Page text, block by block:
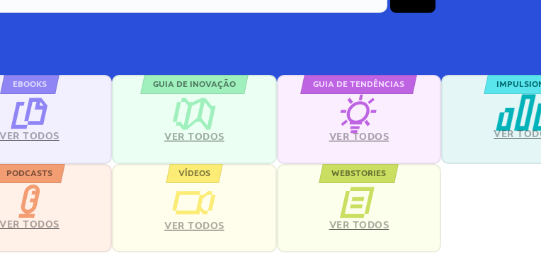
EBOOKS
VER TODOS
GUIA DE INOVAÇÃO
VER TODOS
GUIA DE TENDÊNCIAS
VER TODOS VER
PODCASTS
VER TODOS
VÍDEOS
VER TODOS
WEBSTORIES
VER TODOS